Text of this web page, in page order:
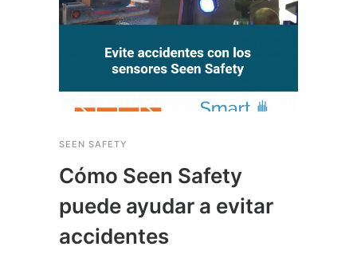
SEEN SAFETY
Cómo Seen Safety
puede ayudar a evitar
accidentes